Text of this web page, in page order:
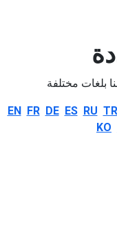
EN FR DE ES RU TR
KO